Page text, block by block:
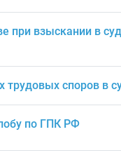
при взыскании в
трудовых споров в
по ГПК РФ